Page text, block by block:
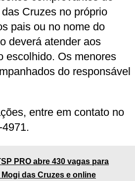
Cruzes no próprio
pais ou no nome do
deverá atender aos
escolhido. Os menores
do responsável
entre em contato no
PRO abre 430 vagas para
das Cruzes e online